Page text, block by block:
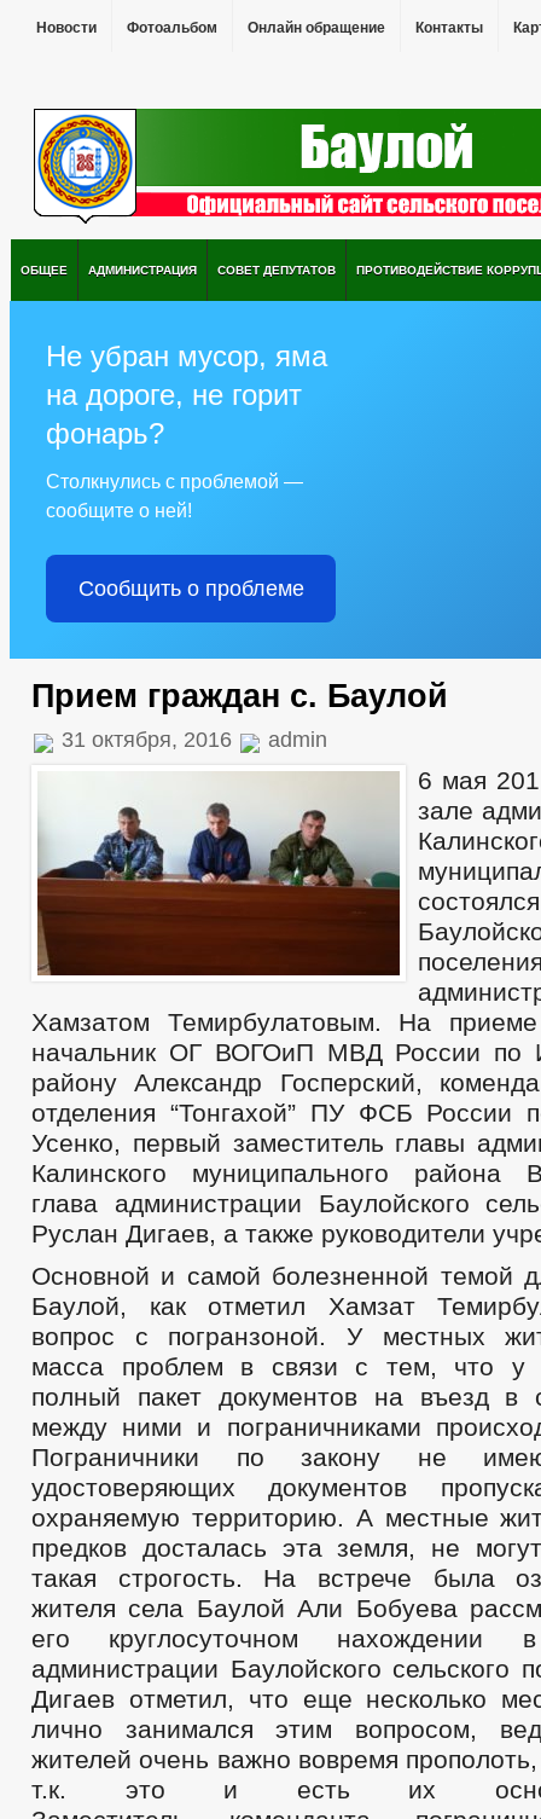
Новости Фотоальбом Онлайн обращение Контакты
ОБЩЕЕ АДМИНИСТРАЦИЯ СОВЕТ ДЕПУТАТОВ ПРОТИВОДЕЙСТВИЕ
Не убран мусор, яма
на дороге, не горит
фонарь?
Столкнулись с проблемой —
сообщите о ней!
Сообщить о проблеме
Прием граждан с. Баулой
31 октября, 2016 admin
6 мая
зале
Хамзатом Темирбулатовым. На приеме
начальник ОГ ВОГОиП МВД России по
району Александр Госперский,
отделения “Тонгахой” ПУ ФСБ России
Усенко, первый заместитель главы
Калинского муниципального района
глава администрации Баулойского
Руслан Дигаев, а также руководители
Основной и самой болезненной темой
Баулой, как отметил Хамзат
вопрос с погранзоной. У местных
масса проблем в связи с тем, что у
полный пакет документов на въезд в
между ними и пограничниками
Пограничники по закону не
удостоверяющих документов
охраняемую территорию. А местные
предков досталась эта земля, не
такая строгость. На встрече была
жителя села Баулой Али Бобуева
его круглосуточном
администрации Баулойского сельского
Дигаев отметил, что еще несколько
лично занимался этим вопросом,
жителей очень важно вовремя
т.к. это и есть их